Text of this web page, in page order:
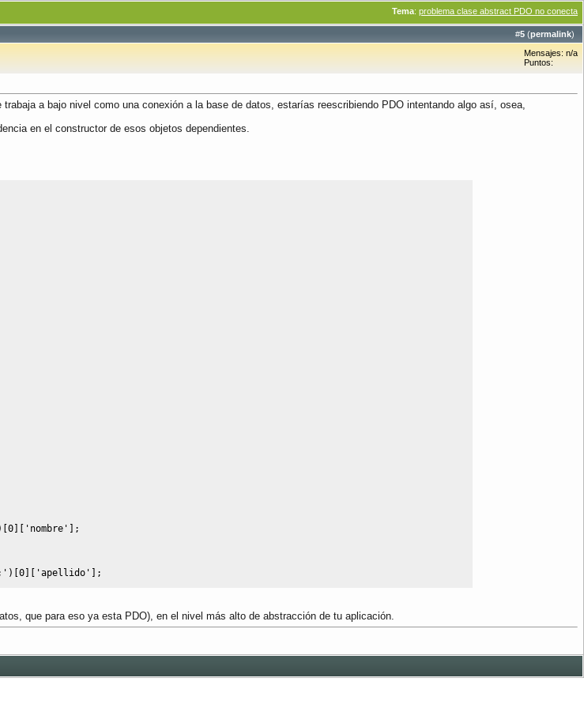
Tema: problema clase abstract PDO no conecta
#5 (permalink)
Mensajes: n/a
Puntos:
a bajo nivel como una conexión a la base de datos, estarías reescribiendo PDO intentando algo así, osea,
en el constructor de esos objetos dependientes.
0 'nombre'
;
) 0 'apellido'
;
que para eso ya esta PDO), en el nivel más alto de abstracción de tu aplicación.